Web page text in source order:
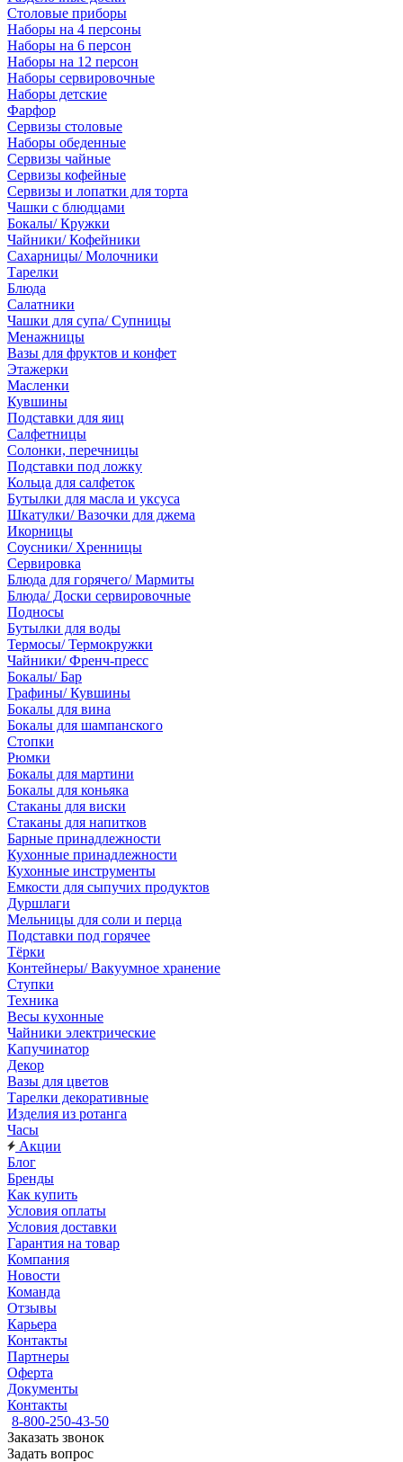
Столовые приборы
Наборы на 4 персоны
Наборы на 6 персон
Наборы на 12 персон
Наборы сервировочные
Наборы детские
Фарфор
Сервизы столовые
Наборы обеденные
Сервизы чайные
Сервизы кофейные
Сервизы и лопатки для торта
Чашки с блюдцами
Бокалы/ Кружки
Чайники/ Кофейники
Сахарницы/ Молочники
Тарелки
Блюда
Салатники
Чашки для супа/ Супницы
Менажницы
Вазы для фруктов и конфет
Этажерки
Масленки
Кувшины
Подставки для яиц
Салфетницы
Солонки, перечницы
Подставки под ложку
Кольца для салфеток
Бутылки для масла и уксуса
Шкатулки/ Вазочки для джема
Икорницы
Соусники/ Хренницы
Сервировка
Блюда для горячего/ Мармиты
Блюда/ Доски сервировочные
Подносы
Бутылки для воды
Термосы/ Термокружки
Чайники/ Френч-пресс
Бокалы/ Бар
Графины/ Кувшины
Бокалы для вина
Бокалы для шампанского
Стопки
Рюмки
Бокалы для мартини
Бокалы для коньяка
Стаканы для виски
Стаканы для напитков
Барные принадлежности
Кухонные принадлежности
Кухонные инструменты
Емкости для сыпучих продуктов
Дуршлаги
Мельницы для соли и перца
Подставки под горячее
Тёрки
Контейнеры/ Вакуумное хранение
Ступки
Техника
Весы кухонные
Чайники электрические
Капучинатор
Декор
Вазы для цветов
Тарелки декоративные
Изделия из ротанга
Часы
Акции
Блог
Бренды
Как купить
Условия оплаты
Условия доставки
Гарантия на товар
Компания
Новости
Команда
Отзывы
Карьера
Контакты
Партнеры
Оферта
Документы
Контакты
8-800-250-43-50
Заказать звонок
Задать вопрос